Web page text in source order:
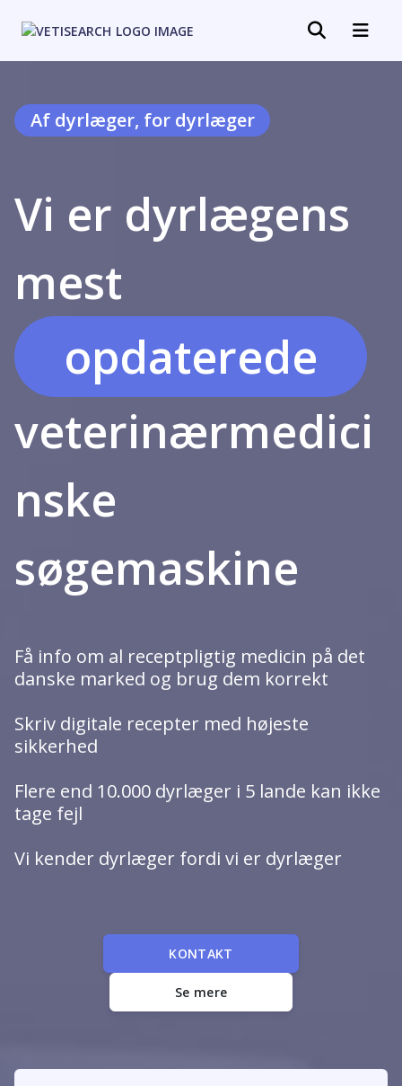
Af dyrlæger, for dyrlæger
Vi er dyrlægens
mest
specialiserede
opdaterede
troværdige
specialiserede
veterinærmedici
nske
søgemaskine
Få info om al receptpligtig medicin på det
danske marked og brug dem korrekt
Skriv digitale recepter med højeste
sikkerhed
Flere end 10.000 dyrlæger i 5 lande kan ikke
tage fejl
Vi kender dyrlæger fordi vi er dyrlæger
KONTAKT
Se mere